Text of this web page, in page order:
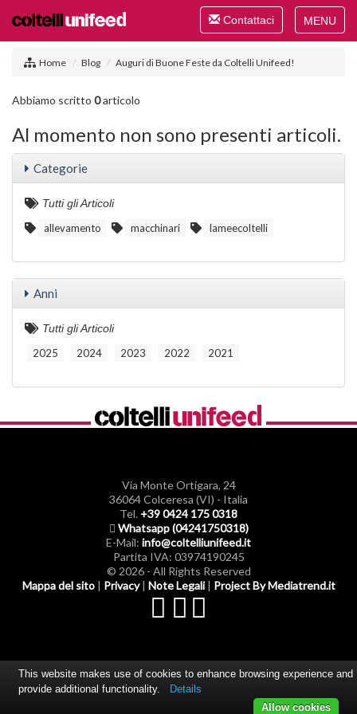
Toggle
Toggle
navigation
Contattaci
Home Blog Auguri di Buone Feste da Coltelli Unifeed!
Abbiamo scritto 0articolo
Al momento non sono presenti articoli.
Categorie
Tutti gli Articoli
allevamento
macchinari lameecoltelli
Anni
Tutti gli Articoli
2025
2024 2023 2022 2021
Via Monte Ortigara, 24
36064 Colceresa (VI) - Italia
Tel. +39 0424 175 0318
Whatsapp (04241750318)
E-Mail: info@coltelliunifeed.it
Partita IVA: 03974190245
© 2026 - All Rights Reserved
Mappa del sito| Privacy| Note Legali| Project By Mediatrend.it
This website makes use of cookies to enhance browsing experience and
provide additional functionality.
Details
Allow cookies